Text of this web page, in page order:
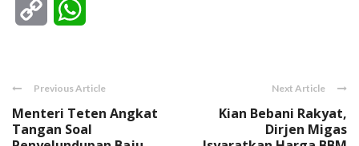
Copy
Previous Article
Menteri Teten Angkat
Tangan Soal
Next Article
Kian Bebani Rakyat,
Dirjen Migas